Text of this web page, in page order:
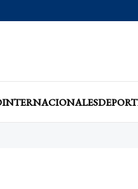
INTERNACIONALES